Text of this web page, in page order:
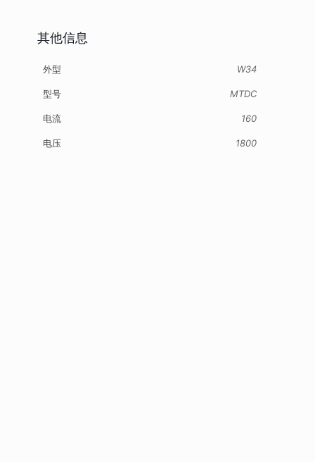
其他信息
外型 W34
型号 MTDC
电流 160
电压 1800